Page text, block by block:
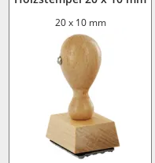
20 x 10 mm